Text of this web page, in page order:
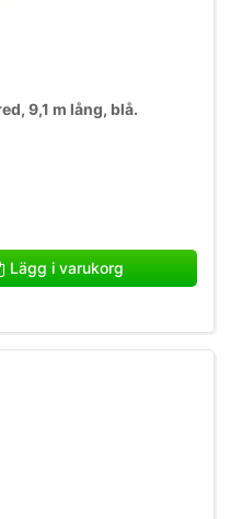
9,1 m lång, blå.
Lägg i varukorg